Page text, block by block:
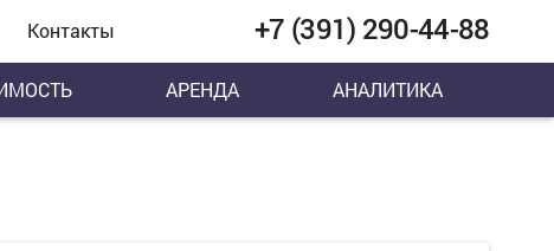
Контакты +7 (391) 290-44-88
АРЕНДА АНАЛИТИКА